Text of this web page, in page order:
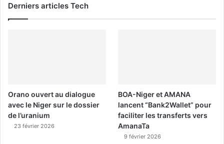
Derniers articles Tech
Orano ouvert au dialogue
avec le Niger sur le dossier
de l’uranium
23 février 2026
BOA-Niger et AMANA
lancent “Bank2Wallet” pour
faciliter les transferts vers
AmanaTa
9 février 2026